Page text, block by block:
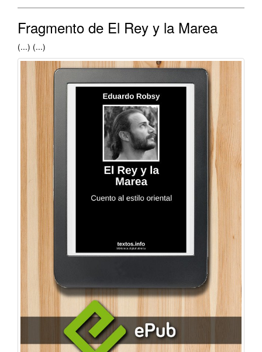
Fragmento de El Rey y la Marea
(...) (...)